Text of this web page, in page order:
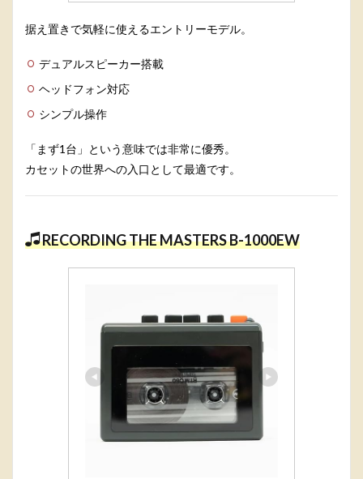
据え置きで気軽に使えるエントリーモデル。
デュアルスピーカー搭載
ヘッドフォン対応
シンプル操作
「まず1台」という意味では非常に優秀。
カセットの世界への入口として最適です。
RECORDING THE MASTERS B-1000EW